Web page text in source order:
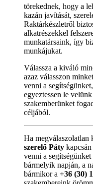
törekednek, hogy a
kazán javítását,
Raktárkészletről
alkatrészekkel
munkatársaink, így
munkájukat.
Válassza a kiváló
azaz válasszon
venni a
egyeztessen le
szakemberünket
céljából.
Ha megválaszolatlan
szerelő Páty
venni a
bármelyik napján, a
bármikor a +36 (30)